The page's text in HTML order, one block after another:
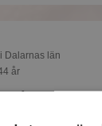
Dalarnas län
år
så kan du